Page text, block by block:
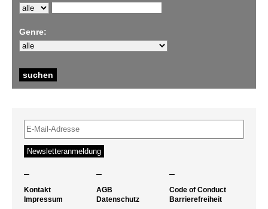
Genre:
– – –
Kontakt
Impressum
AGB
Datenschutz
Code of Conduct
Barrierefreiheit